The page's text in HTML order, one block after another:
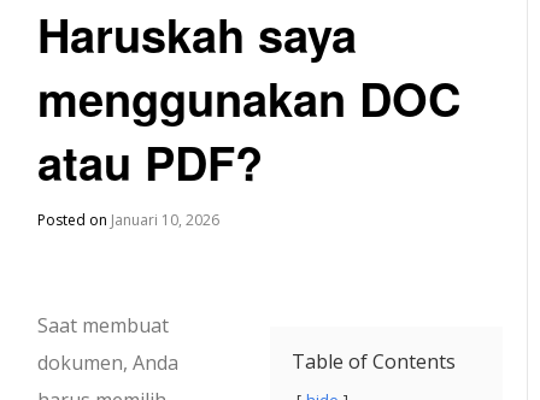
Haruskah saya
menggunakan DOC
atau PDF?
Posted on Januari 10, 2026
Table of Contents
Saat membuat
dokumen, Anda